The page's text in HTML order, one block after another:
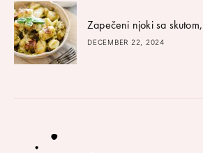
Zapečeni njoki sa
DECEMBER 22, 2024